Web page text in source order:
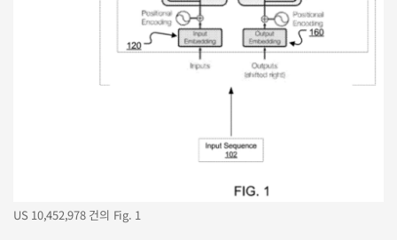
US 10,452,978 건의 Fig. 1